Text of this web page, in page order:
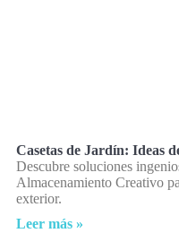
Casetas de Jardín: Ideas
Descubre soluciones
Almacenamiento Creativo
exterior.
Leer más »